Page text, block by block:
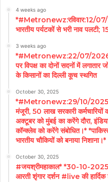
4 weeks ago
*#Metronewz:रविवार:12/07/
भारतीय पर्यटकों से भरी नाव पलटी;
3 weeks ago
*#Metronewz:22/07/
पर विपक्ष का दोनों सदनों में लगातार
के किसानों का दिल्ली कूच स्थगित
October 30, 2025
*#Metronewz:29/10/2025:
मंजूरी, 50 लाख सरकारी
अक्टूबर को मुंबई का करेंगे दौरा,
कॉन्क्लेव को करेंगे संबोधित।*
भारतीय चौकियों को बनाया निशाना।*
October 30, 2025
#जयश्रीमहाकाल* *30-10-2025*
आरती शृंगार दर्शन #live की हार्दिक